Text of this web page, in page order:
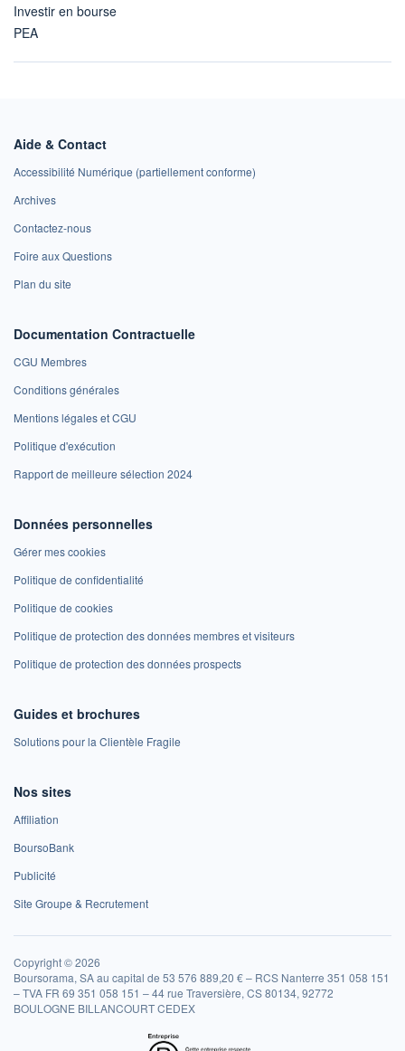
Investir en bourse
PEA
Aide & Contact
Accessibilité Numérique (partiellement conforme)
Archives
Contactez-nous
Foire aux Questions
Plan du site
Documentation Contractuelle
CGU Membres
Conditions générales
Mentions légales et CGU
Politique d'exécution
Rapport de meilleure sélection 2024
Données personnelles
Gérer mes cookies
Politique de confidentialité
Politique de cookies
Politique de protection des données membres et visiteurs
Politique de protection des données prospects
Guides et brochures
Solutions pour la Clientèle Fragile
Nos sites
Affiliation
BoursoBank
Publicité
Site Groupe & Recrutement
Copyright © 2026
Boursorama, SA au capital de 53 576 889,20 € – RCS Nanterre 351 058 151
– TVA FR 69 351 058 151 – 44 rue Traversière, CS 80134, 92772
BOULOGNE BILLANCOURT CEDEX